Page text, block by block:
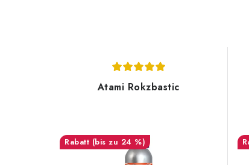
Atami Rokzbastic
(bis zu 24 %)